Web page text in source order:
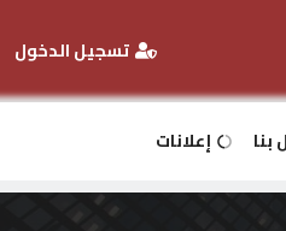
تسجيل الدخول
بنا إعلانات